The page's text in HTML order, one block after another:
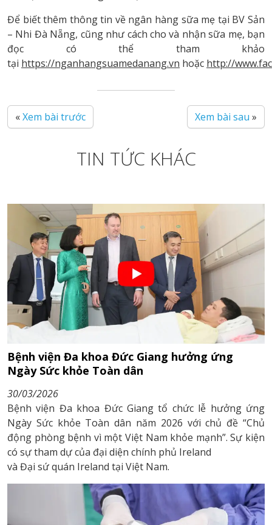
Để biết thêm thông tin về ngân hàng sữa mẹ tại BV Sản
– Nhi Đà Nẵng, cũng như cách cho và nhận sữa mẹ, bạn
đọc có thể tham khảo
tại https://nganhangsuamedanang.vn hoặc http://
Xem bài sau »
«Xem bài trước
TIN TỨC KHÁC
Bệnh viện Đa khoa Đức Giang hưởng ứng
Ngày Sức khỏe Toàn dân
30/03/2026
Bệnh viện Đa khoa Đức Giang tổ chức lễ hưởng ứng
Ngày Sức khỏe Toàn dân năm 2026 với chủ đề “Chủ
động phòng bệnh vì một Việt Nam khỏe mạnh”. Sự kiện
có sự tham dự của đại diện chính phủ Ireland
và Đại sứ quán Ireland tại Việt Nam.